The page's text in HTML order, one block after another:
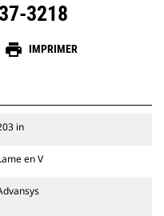
3218
print IMPRIMER
in
en V